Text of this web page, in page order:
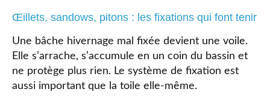
Œillets, sandows, pitons : les fixations qui font tenir
Une bâche hivernage mal fixée devient une voile.
Elle s’arrache, s’accumule en un coin du bassin et
ne protège plus rien. Le système de fixation est
aussi important que la toile elle-même.